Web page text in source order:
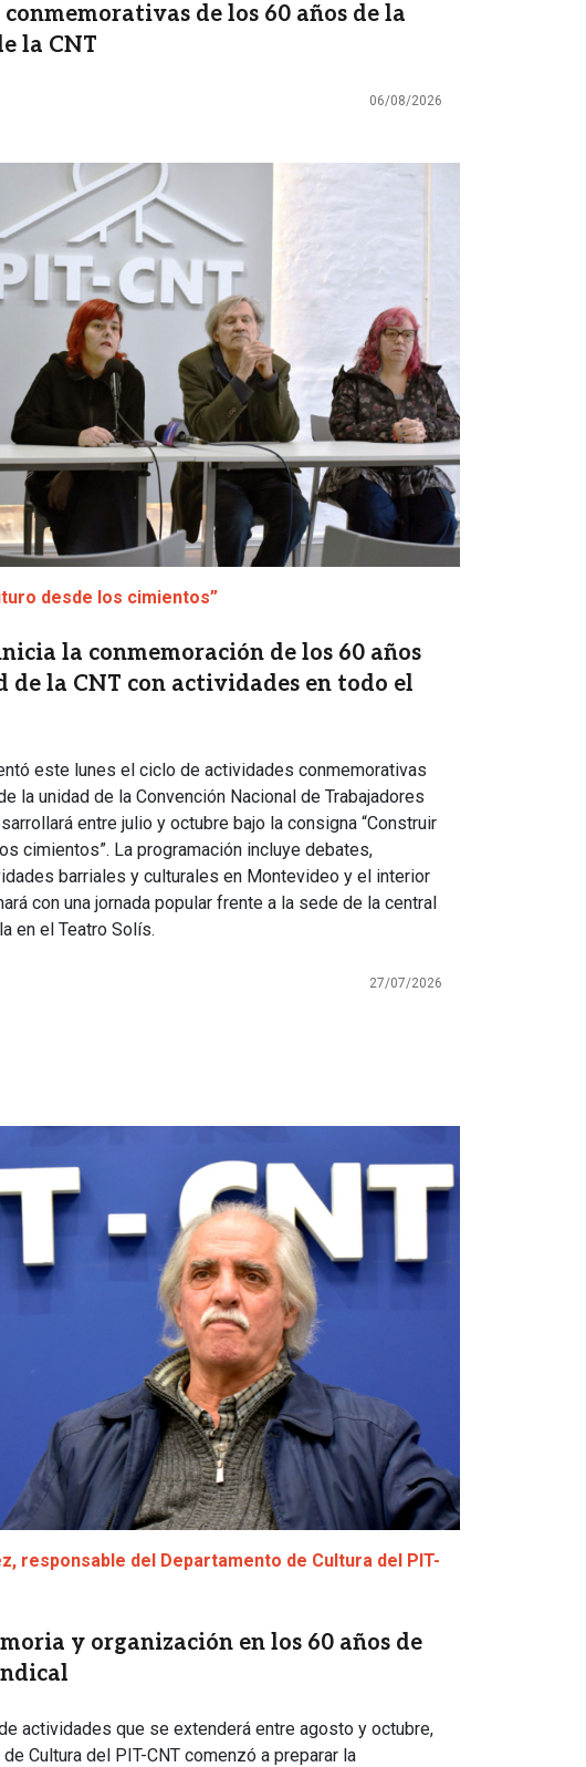
de los 60 años de la
la CNT
06/08/2026
desde los cimientos”
la conmemoración de los 60 años
de la CNT con actividades en todo el
este lunes el ciclo de actividades conmemorativas
la unidad de la Convención Nacional de Trabajadores
entre julio y octubre bajo la consigna “Construir
cimientos”. La programación incluye debates,
barriales y culturales en Montevideo y el interior
con una jornada popular frente a la sede de la central
en el Teatro Solís.
27/07/2026
responsable del Departamento de Cultura del PIT-
y organización en los 60 años de
actividades que se extenderá entre agosto y octubre,
Cultura del PIT-CNT comenzó a preparar la